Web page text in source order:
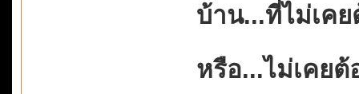
บ้าน...ที่ไม่เคย
หรือ...ไม่เคยต้